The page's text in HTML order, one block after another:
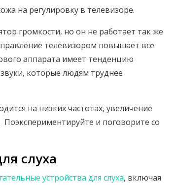
на регулировку в телевизоре.
громкости, но он не работает так же
телевизором повышает все
аппарата имеет тенденцию
которые людям труднее
на низких частотах, увеличение
и поговорите со
слуха
устройства для слуха, включая